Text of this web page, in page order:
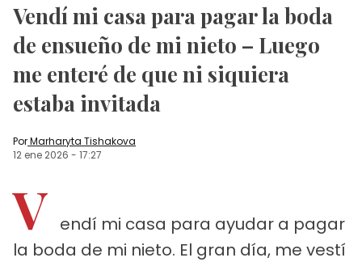
Vendí mi casa para pagar la boda
de ensueño de mi nieto – Luego
me enteré de que ni siquiera
estaba invitada
PorMarharyta Tishakova
12 ene 2026 - 17:27
V
endí mi casa para ayudar a pagar
la boda de mi nieto. El gran día, me vestí